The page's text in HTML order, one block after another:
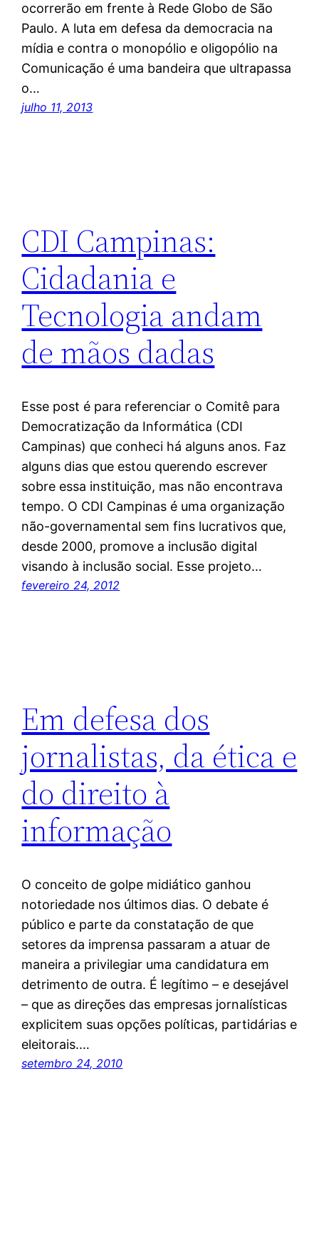
ocorrerão em frente à Rede Globo de São
Paulo. A luta em defesa da democracia na
mídia e contra o monopólio e oligopólio na
Comunicação é uma bandeira que ultrapassa
o…
julho 11, 2013
CDI Campinas:
Cidadania e
Tecnologia andam
de mãos dadas
Esse post é para referenciar o Comitê para
Democratização da Informática (CDI
Campinas) que conheci há alguns anos. Faz
alguns dias que estou querendo escrever
sobre essa instituição, mas não encontrava
tempo. O CDI Campinas é uma organização
não-governamental sem fins lucrativos que,
desde 2000, promove a inclusão digital
visando à inclusão social. Esse projeto…
fevereiro 24, 2012
Em defesa dos
jornalistas, da ética e
do direito à
informação
O conceito de golpe midiático ganhou
notoriedade nos últimos dias. O debate é
público e parte da constatação de que
setores da imprensa passaram a atuar de
maneira a privilegiar uma candidatura em
detrimento de outra. É legítimo – e desejável
– que as direções das empresas jornalísticas
explicitem suas opções políticas, partidárias e
eleitorais.…
setembro 24, 2010